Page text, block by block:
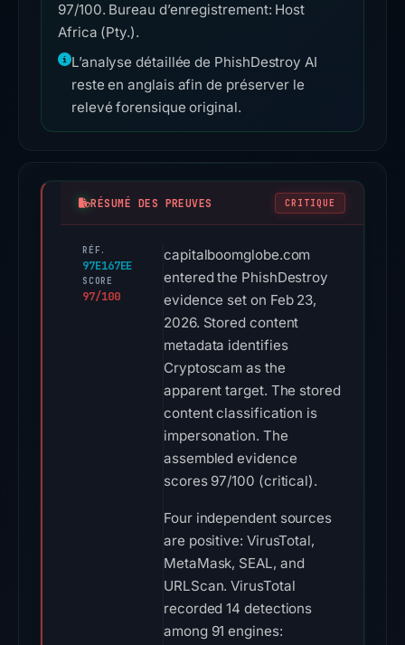
97/100. Bureau d’enregistrement: Host
Africa (Pty.).
L’analyse détaillée de PhishDestroy AI
reste en anglais afin de préserver le
relevé forensique original.
RÉSUMÉ DES PREUVES CRITIQUE
RÉF.
97E167EE
SCORE
97/100
capitalboomglobe.com
entered the PhishDestroy
evidence set on Feb 23,
2026. Stored content
metadata identifies
Cryptoscam as the
apparent target. The stored
content classification is
impersonation. The
assembled evidence
scores 97/100 (critical).
Four independent sources
are positive: VirusTotal,
MetaMask, SEAL, and
URLScan. VirusTotal
recorded 14 detections
among 91 engines: